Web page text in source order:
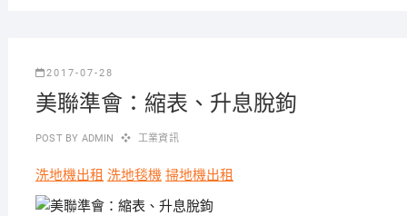
2017-07-28
美聯準會：縮表、升息脫鉤
POST BY ADMIN 工業資訊
洗地機出租 洗地毯機 掃地機出租